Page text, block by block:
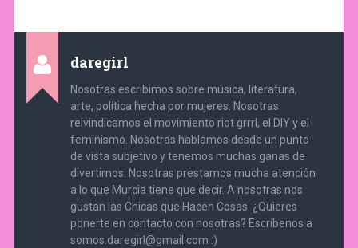
daregirl
Nosotras escribimos sobre música, literatura,
arte, política hecha por mujeres. Nosotras
reivindicamos el movimiento riot grrrl, el DIY y el
feminismo. Nosotras hablamos desde un punto
de vista subjetivo y tenemos muchas ganas de
divertirnos. Nosotras prestamos mucha atención
a lo que Murcia tiene que decir. A nosotras nos
gustan las Chicas que Hacen Cosas. ¿Quieres
ponerte en contacto con nosotras? Escríbenos a
somos.daregirl@gmail.com :)